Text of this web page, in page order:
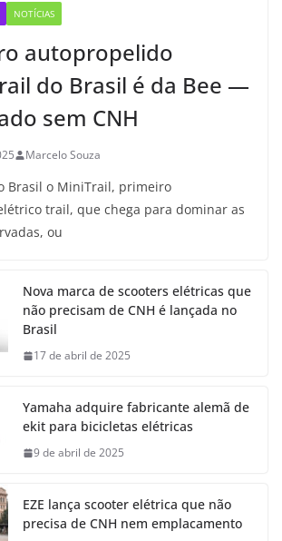
NOTÍCIAS
autopropelido
do Brasil é da Bee —
sem CNH
Marcelo Souza
Brasil o MiniTrail, primeiro
trail, que chega para dominar as
ou
Nova marca de scooters elétricas que
não precisam de CNH é lançada no
Brasil
17 de abril de 2025
Yamaha adquire fabricante alemã de
ekit para bicicletas elétricas
9 de abril de 2025
EZE lança scooter elétrica que não
precisa de CNH nem emplacamento